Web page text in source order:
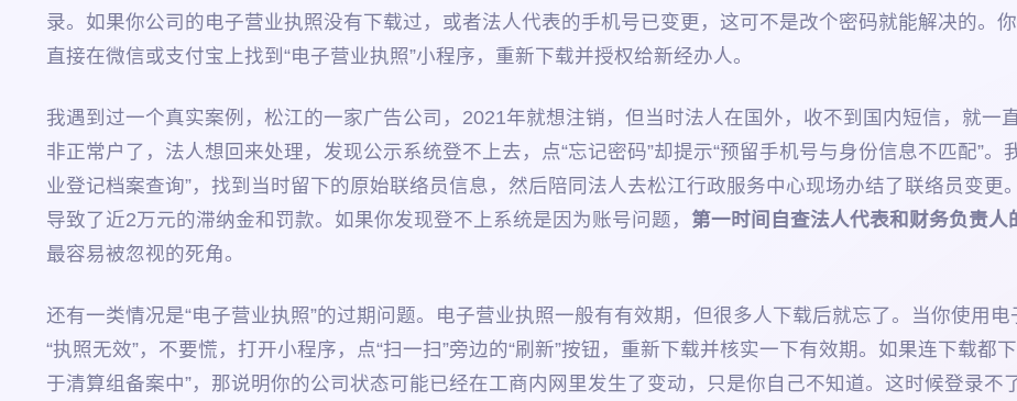
录。如果你公司的电子营业执照没有下载过，或者法人代表的手机号已变更，这可不是改个密码就能解决的。
直接在微信或支付宝上找到“电子营业执照”小程序，重新下载并授权给新经办人。
我遇到过一个真实案例，松江的一家广告公司，2021年就想注销，但当时法人在国外，收不到国内短信，就一
非正常户了，法人想回来处理，发现公示系统登不上去，点“忘记密码”却提示“预留手机号与身份信息不匹配”
业登记档案查询”，找到当时留下的原始联络员信息，然后陪同法人去松江行政服务中心现场办结了联络员变更
导致了近2万元的滞纳金和罚款。如果你发现登不上系统是因为账号问题， 第一时间自查法人代表和财务负责
最容易被忽视的死角。
还有一类情况是“电子营业执照”的过期问题。电子营业执照一般有有效期，但很多人下载后就忘了。当你使用
“执照无效”，不要慌，打开小程序，点“扫一扫”旁边的“刷新”按钮，重新下载并核实一下有效期。如果连下载都
于清算组备案中”，那说明你的公司状态可能已经在工商内网里发生了变动，只是你自己不知道。这时候登录不